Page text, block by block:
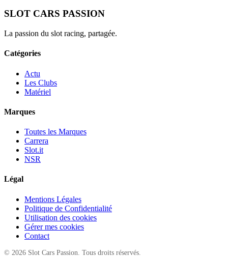
SLOT CARS PASSION
La passion du slot racing, partagée.
Catégories
Actu
Les Clubs
Matériel
Marques
Toutes les Marques
Carrera
Slot.it
NSR
Légal
Mentions Légales
Politique de Confidentialité
Utilisation des cookies
Gérer mes cookies
Contact
© 2026 Slot Cars Passion. Tous droits réservés.